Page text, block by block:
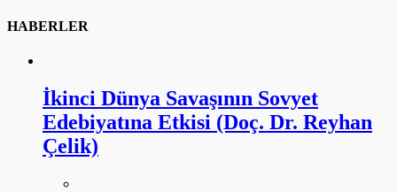
HABERLER
İkinci Dünya Savaşının Sovyet
Edebiyatına Etkisi (Doç. Dr. Reyhan
Çelik)